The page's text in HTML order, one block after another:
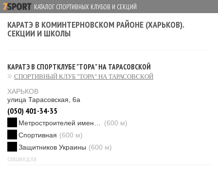
КАТАЛОГ СПОРТИВНЫХ КЛУБОВ И СЕКЦИЙ
КАРАТЭ В КОМИНТЕРНОВСКОМ РАЙОНЕ (ХАРЬКОВ).
СЕКЦИИ И ШКОЛЫ
КАРАТЭ В СПОРТКЛУБЕ "ТОРА" НА ТАРАСОВСКОЙ
СПОРТИВНЫЙ КЛУБ "ТОРА" НА ТАРАСОВСКОЙ
ХАРЬКОВ
улица Тарасовская, 6а
(050) 401-34-35
(600 м)
Спортивная (600 м)
Защитников Украины (600 м)
СЕКЦИЯ ДЛЯ